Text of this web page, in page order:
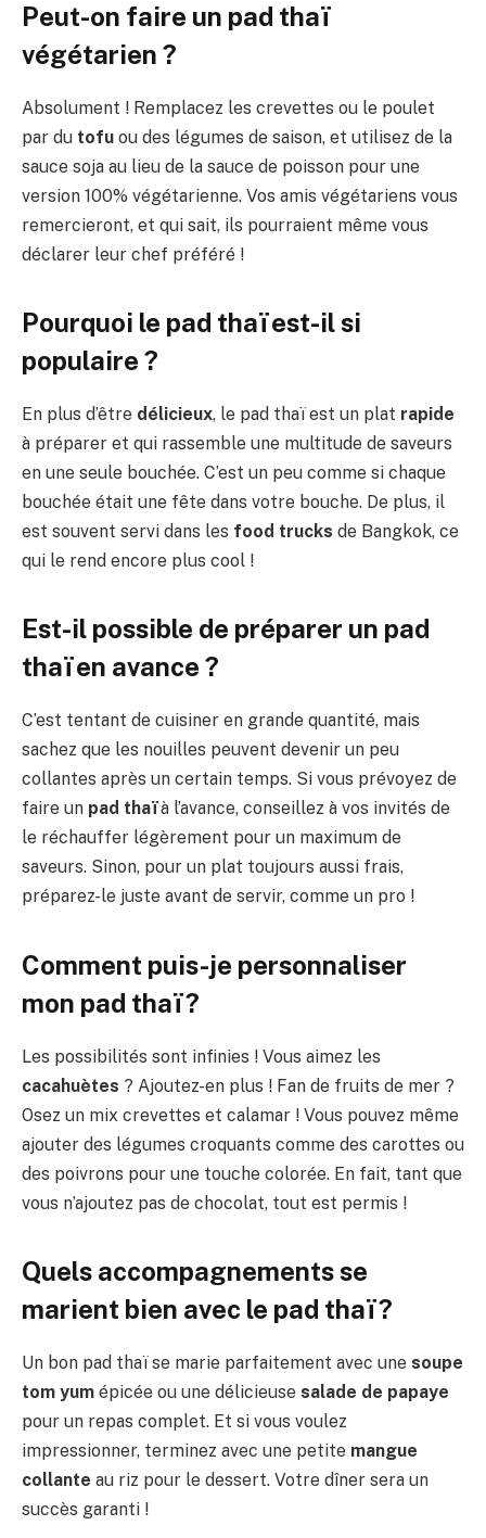
Peut-on faire un pad thaï
végétarien ?
Absolument ! Remplacez les crevettes ou le poulet
par du tofu ou des légumes de saison, et utilisez de la
sauce soja au lieu de la sauce de poisson pour une
version 100% végétarienne. Vos amis végétariens vous
remercieront, et qui sait, ils pourraient même vous
déclarer leur chef préféré !
Pourquoi le pad thaï est-il si
populaire ?
En plus d’être délicieux, le pad thaï est un plat rapide
à préparer et qui rassemble une multitude de saveurs
en une seule bouchée. C’est un peu comme si chaque
bouchée était une fête dans votre bouche. De plus, il
est souvent servi dans les food trucks de Bangkok, ce
qui le rend encore plus cool !
Est-il possible de préparer un pad
thaï en avance ?
C’est tentant de cuisiner en grande quantité, mais
sachez que les nouilles peuvent devenir un peu
collantes après un certain temps. Si vous prévoyez de
faire un pad thaïà l’avance, conseillez à vos invités de
le réchauffer légèrement pour un maximum de
saveurs. Sinon, pour un plat toujours aussi frais,
préparez-le juste avant de servir, comme un pro !
Comment puis-je personnaliser
mon pad thaï ?
Les possibilités sont infinies ! Vous aimez les
cacahuètes ? Ajoutez-en plus ! Fan de fruits de mer ?
Osez un mix crevettes et calamar ! Vous pouvez même
ajouter des légumes croquants comme des carottes ou
des poivrons pour une touche colorée. En fait, tant que
vous n’ajoutez pas de chocolat, tout est permis !
Quels accompagnements se
marient bien avec le pad thaï ?
Un bon pad thaï se marie parfaitement avec une soupe
tom yum épicée ou une délicieuse salade de papaye
pour un repas complet. Et si vous voulez
impressionner, terminez avec une petite mangue
collante au riz pour le dessert. Votre dîner sera un
succès garanti !